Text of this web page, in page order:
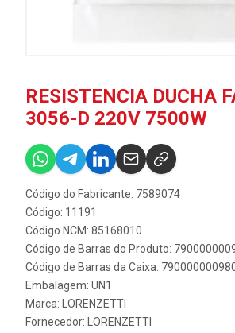
RESISTENCIA DUCHA
3056-D 220V 7500W
Código do Fabricante: 7589074
Código: 11191
Código NCM: 85168010
Código de Barras do Produto:
Código de Barras da Caixa:
Embalagem: UN1
Marca:
LORENZETTI
Fornecedor:
LORENZETTI